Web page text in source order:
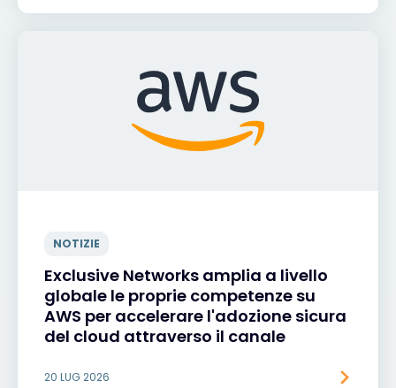
NOTIZIE
Exclusive Networks amplia a livello
globale le proprie competenze su
AWS per accelerare l'adozione sicura
del cloud attraverso il canale
20 LUG 2026